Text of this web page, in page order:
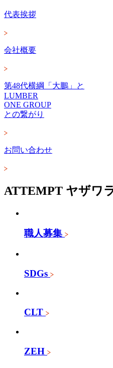
代表挨拶
会社概要
第48代横綱「大鵬」と
LUMBER
ONE GROUP
との繋がり
お問い合わせ
ATTEMPT ヤザワ
職人募集
SDGs
CLT
ZEH